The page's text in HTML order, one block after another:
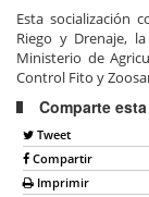
Esta socialización
Riego y Drenaje,
Ministerio de
Control Fito y
Comparte
Tweet
Compartir
Imprimir